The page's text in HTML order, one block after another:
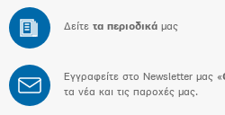
Δείτε τα περιοδικά μας
Εγγραφείτε στο Newsletter μας «
τα νέα και τις παροχές μας.